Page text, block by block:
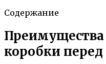
Содержание
Преимущества
коробки